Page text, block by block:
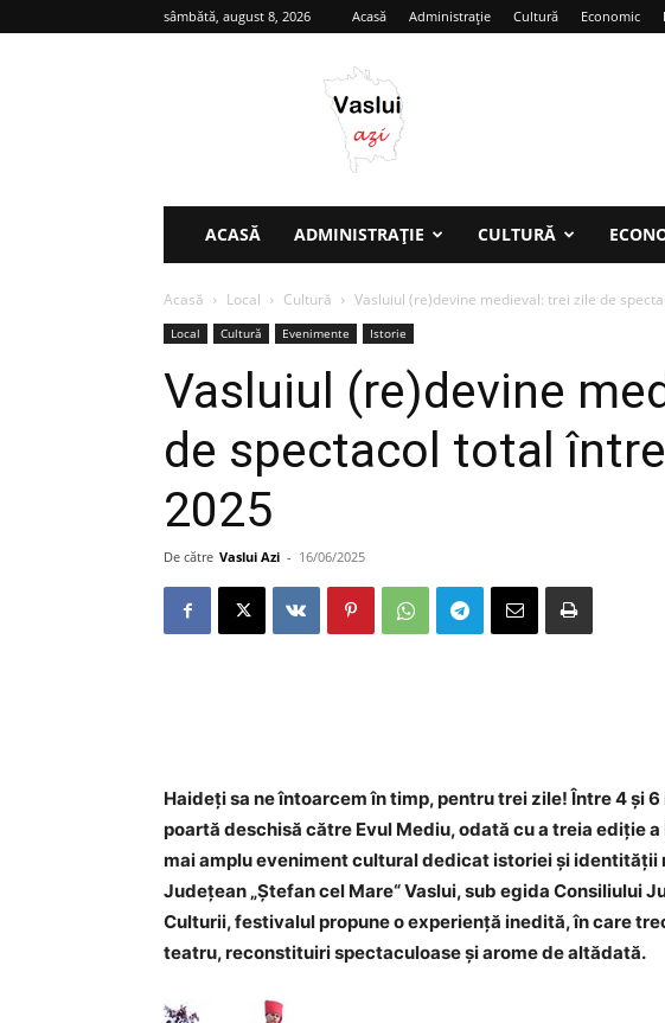
sâmbătă, august 8, 2026 Acasă Administrație Cultură Economic
ACASĂ ADMINISTRAȚIE CULTURĂ
Acasă Local Cultură Vasluiul (re)devine medieval: trei zile de
Local Cultură Evenimente Istorie
Vasluiul (re)devine
de spectacol total
2025
De către Vaslui Azi - 16/06/2025
Haideți sa ne întoarcem în timp, pentru trei zile! Între 4 și
poartă deschisă către Evul Mediu, odată cu a treia ediție a
mai amplu eveniment cultural dedicat istoriei și
Județean „Ștefan cel Mare“ Vaslui, sub egida Consiliului
Culturii, festivalul propune o experiență inedită, în care
teatru, reconstituiri spectaculoase și arome de altădată.